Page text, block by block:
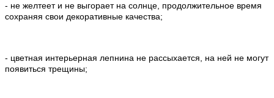
- не желтеет и не выгорает на солнце, продолжительное время
сохраняя свои декоративные качества;
- цветная интерьерная лепнина не рассыхается, на ней не могут
появиться трещины;